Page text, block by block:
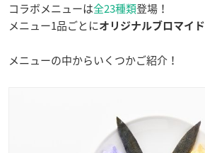
コラボメニューは全23種類登場！
メニュー1品ごとにオリジナルブロマイド
メニューの中からいくつかご紹介！